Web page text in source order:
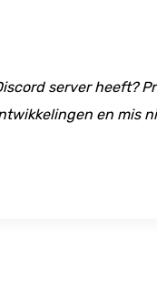
server heeft?
en mis